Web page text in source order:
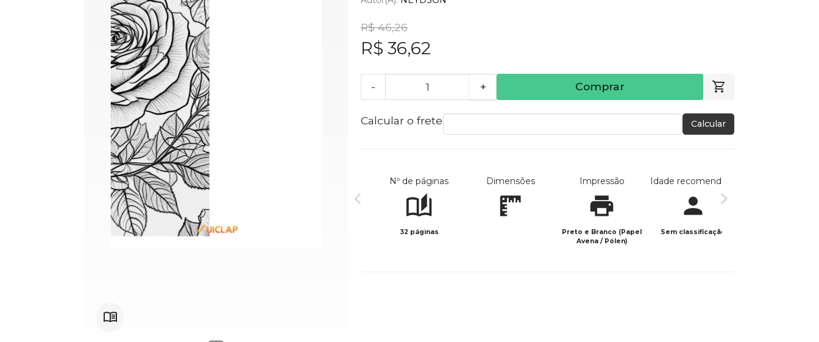
R$ 46,26
R$ 36,62
- + Comprar
Calcular o frete Calcular
Nº de páginas
32 páginas
Dimensões Impressão
Preto e Branco (Papel
Avena / Pólen)
Idade recomendada
Sem classificação